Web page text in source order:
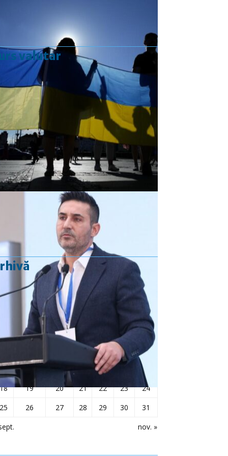
valutar
Curs valutar: 07 Aug 2026
EUR
: 5,2554 RON
+0,0041 ▲
: 4,5584 RON
+0,0077 ▲
: 5,6244 RON
+0,0023 ▲
GBP : 6,1277 RON
+0,0041 ▲
Convertor valutar
»
octombrie 2021
Ma Mi D
nov. »
2
3
7 8 9
10
15
17
19 20 21 22 23
24
26 27 28 29 30 31